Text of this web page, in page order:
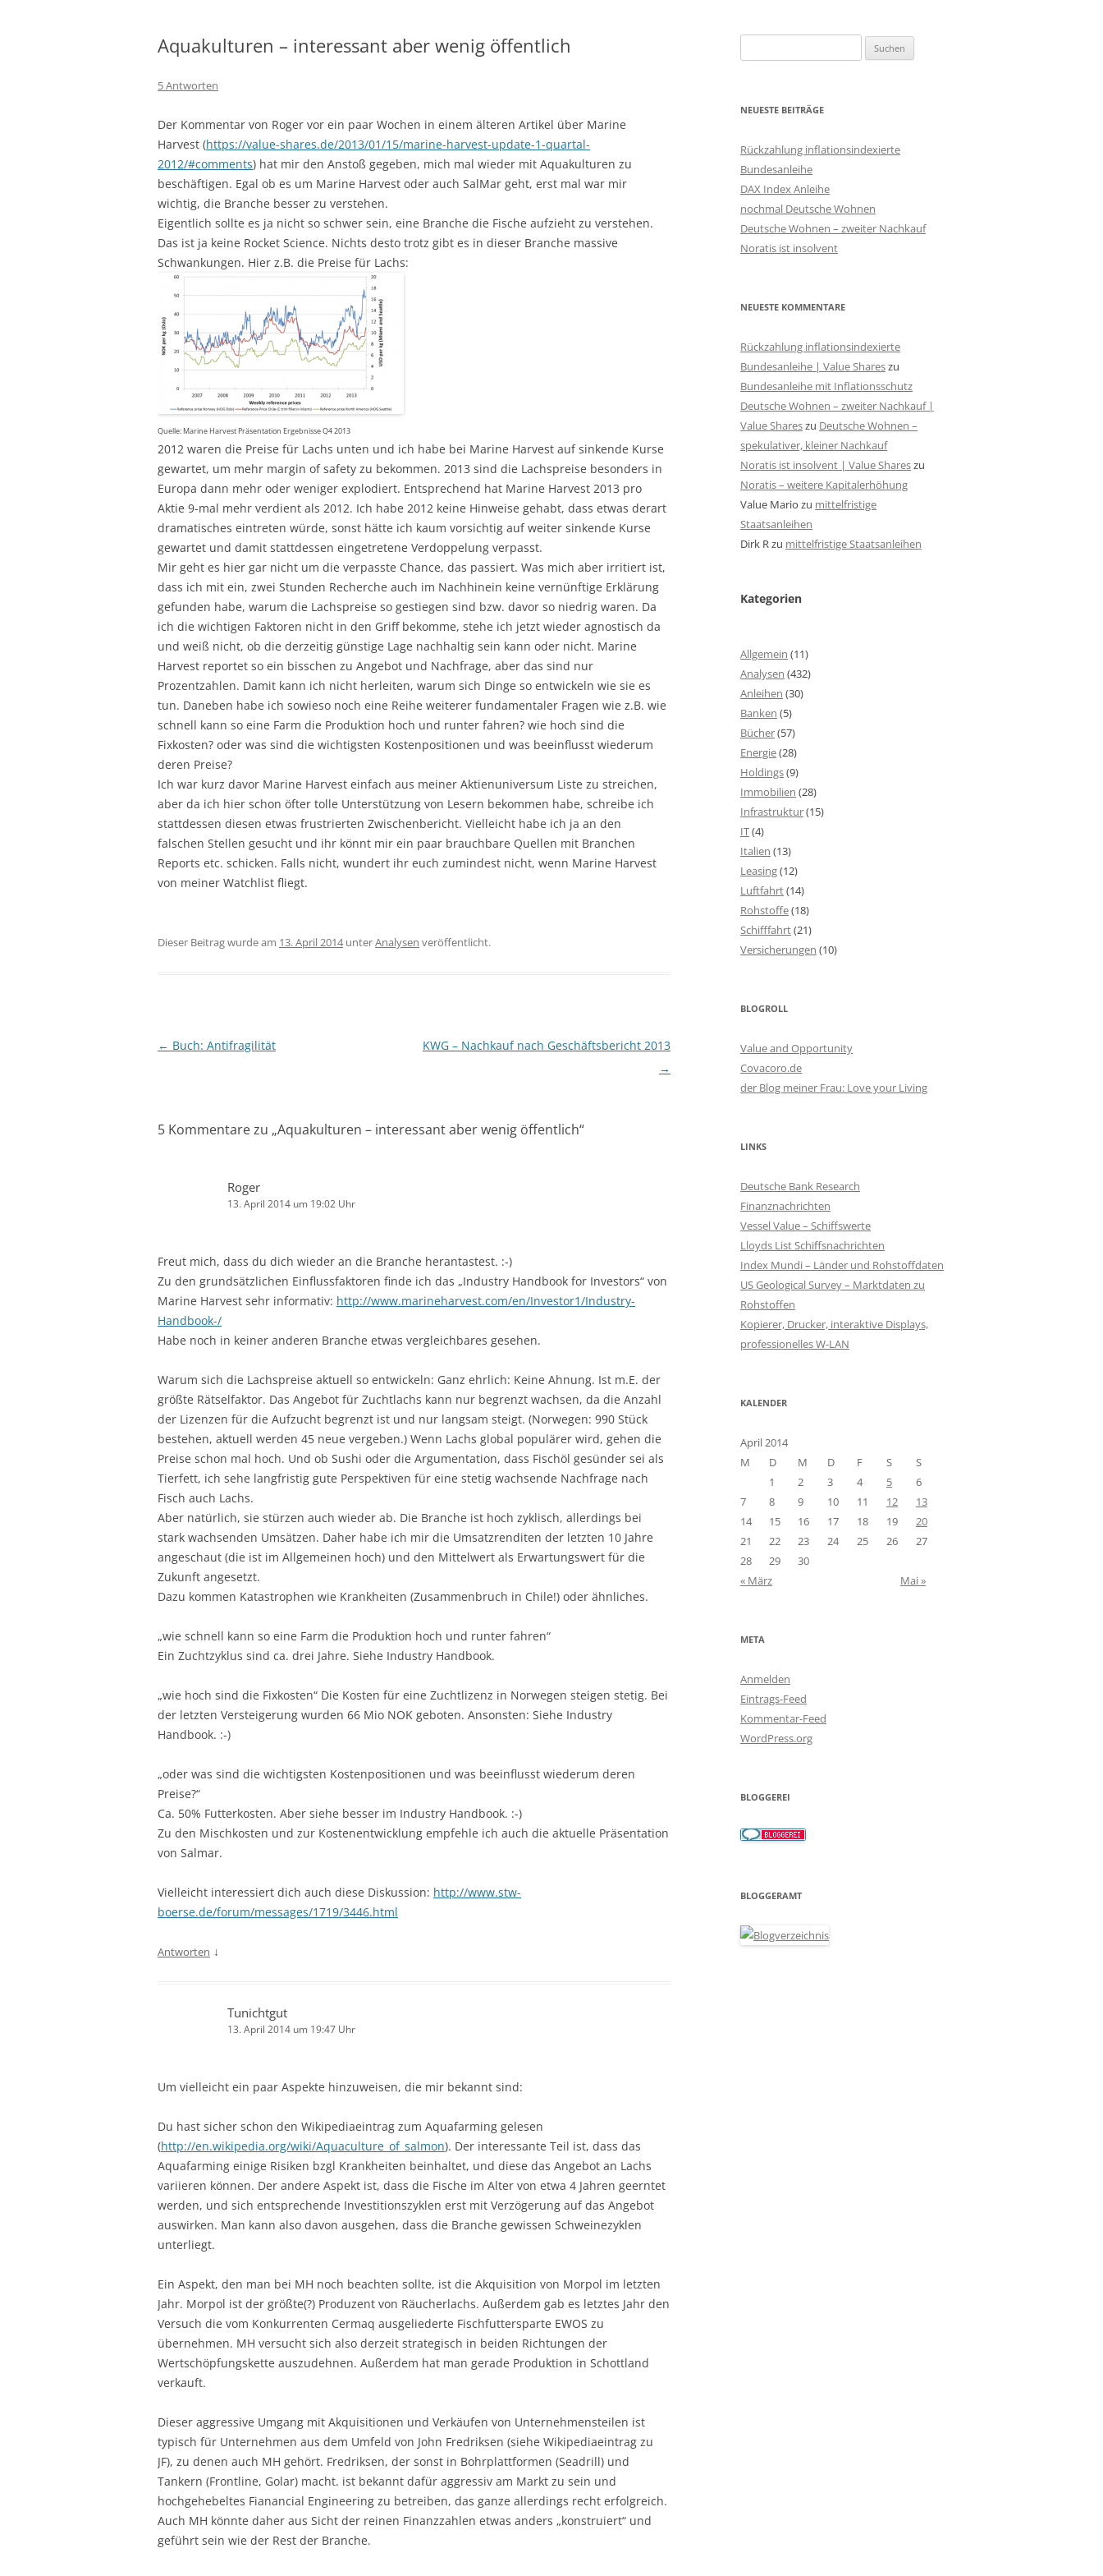
Aquakulturen – interessant aber wenig öffentlich
5 Antworten
Der Kommentar von Roger vor ein paar Wochen in einem älteren Artikel über Marine
Harvest (https://value-shares.de/2013/01/15/marine-harvest-update-1-quartal-
2012/#comments) hat mir den Anstoß gegeben, mich mal wieder mit Aquakulturen zu
beschäftigen. Egal ob es um Marine Harvest oder auch SalMar geht, erst mal war mir
wichtig, die Branche besser zu verstehen.
Eigentlich sollte es ja nicht so schwer sein, eine Branche die Fische aufzieht zu verstehen.
Das ist ja keine Rocket Science. Nichts desto trotz gibt es in dieser Branche massive
Schwankungen. Hier z.B. die Preise für Lachs:
Quelle: Marine Harvest Präsentation Ergebnisse Q4 2013
2012 waren die Preise für Lachs unten und ich habe bei Marine Harvest auf sinkende Kurse
gewartet, um mehr margin of safety zu bekommen. 2013 sind die Lachspreise besonders in
Europa dann mehr oder weniger explodiert. Entsprechend hat Marine Harvest 2013 pro
Aktie 9-mal mehr verdient als 2012. Ich habe 2012 keine Hinweise gehabt, dass etwas derart
dramatisches eintreten würde, sonst hätte ich kaum vorsichtig auf weiter sinkende Kurse
gewartet und damit stattdessen eingetretene Verdoppelung verpasst.
Mir geht es hier gar nicht um die verpasste Chance, das passiert. Was mich aber irritiert ist,
dass ich mit ein, zwei Stunden Recherche auch im Nachhinein keine vernünftige Erklärung
gefunden habe, warum die Lachspreise so gestiegen sind bzw. davor so niedrig waren. Da
ich die wichtigen Faktoren nicht in den Griff bekomme, stehe ich jetzt wieder agnostisch da
und weiß nicht, ob die derzeitig günstige Lage nachhaltig sein kann oder nicht. Marine
Harvest reportet so ein bisschen zu Angebot und Nachfrage, aber das sind nur
Prozentzahlen. Damit kann ich nicht herleiten, warum sich Dinge so entwickeln wie sie es
tun. Daneben habe ich sowieso noch eine Reihe weiterer fundamentaler Fragen wie z.B. wie
schnell kann so eine Farm die Produktion hoch und runter fahren? wie hoch sind die
Fixkosten? oder was sind die wichtigsten Kostenpositionen und was beeinflusst wiederum
deren Preise?
Ich war kurz davor Marine Harvest einfach aus meiner Aktienuniversum Liste zu streichen,
aber da ich hier schon öfter tolle Unterstützung von Lesern bekommen habe, schreibe ich
stattdessen diesen etwas frustrierten Zwischenbericht. Vielleicht habe ich ja an den
falschen Stellen gesucht und ihr könnt mir ein paar brauchbare Quellen mit Branchen
Reports etc. schicken. Falls nicht, wundert ihr euch zumindest nicht, wenn Marine Harvest
von meiner Watchlist fliegt.
Dieser Beitrag wurde am 13. April 2014unterAnalysen veröffentlicht.
Beitragsnavigation
← Buch: Antifragilität
KWG – Nachkauf nach Geschäftsbericht 2013
→
5 Kommentare zu „Aquakulturen – interessant aber wenig öffentlich“
Roger
13. April 2014 um 19:02 Uhr
Freut mich, dass du dich wieder an die Branche herantastest. :-)
Zu den grundsätzlichen Einflussfaktoren finde ich das „Industry Handbook for Investors“ von
Marine Harvest sehr informativ: http://www.marineharvest.com/en/Investor1/Industry-
Handbook-/
Habe noch in keiner anderen Branche etwas vergleichbares gesehen.
Warum sich die Lachspreise aktuell so entwickeln: Ganz ehrlich: Keine Ahnung. Ist m.E. der
größte Rätselfaktor. Das Angebot für Zuchtlachs kann nur begrenzt wachsen, da die Anzahl
der Lizenzen für die Aufzucht begrenzt ist und nur langsam steigt. (Norwegen: 990 Stück
bestehen, aktuell werden 45 neue vergeben.) Wenn Lachs global populärer wird, gehen die
Preise schon mal hoch. Und ob Sushi oder die Argumentation, dass Fischöl gesünder sei als
Tierfett, ich sehe langfristig gute Perspektiven für eine stetig wachsende Nachfrage nach
Fisch auch Lachs.
Aber natürlich, sie stürzen auch wieder ab. Die Branche ist hoch zyklisch, allerdings bei
stark wachsenden Umsätzen. Daher habe ich mir die Umsatzrenditen der letzten 10 Jahre
angeschaut (die ist im Allgemeinen hoch) und den Mittelwert als Erwartungswert für die
Zukunft angesetzt.
Dazu kommen Katastrophen wie Krankheiten (Zusammenbruch in Chile!) oder ähnliches.
„wie schnell kann so eine Farm die Produktion hoch und runter fahren“
Ein Zuchtzyklus sind ca. drei Jahre. Siehe Industry Handbook.
„wie hoch sind die Fixkosten“ Die Kosten für eine Zuchtlizenz in Norwegen steigen stetig. Bei
der letzten Versteigerung wurden 66 Mio NOK geboten. Ansonsten: Siehe Industry
Handbook. :-)
„oder was sind die wichtigsten Kostenpositionen und was beeinflusst wiederum deren
Preise?“
Ca. 50% Futterkosten. Aber siehe besser im Industry Handbook. :-)
Zu den Mischkosten und zur Kostenentwicklung empfehle ich auch die aktuelle Präsentation
von Salmar.
Vielleicht interessiert dich auch diese Diskussion: http://www.stw-
boerse.de/forum/messages/1719/3446.html
Antworten ↓
Tunichtgut
13. April 2014 um 19:47 Uhr
Um vielleicht ein paar Aspekte hinzuweisen, die mir bekannt sind:
Du hast sicher schon den Wikipediaeintrag zum Aquafarming gelesen
(http://en.wikipedia.org/wiki/Aquaculture_of_salmon). Der interessante Teil ist, dass das
Aquafarming einige Risiken bzgl Krankheiten beinhaltet, und diese das Angebot an Lachs
variieren können. Der andere Aspekt ist, dass die Fische im Alter von etwa 4 Jahren geerntet
werden, und sich entsprechende Investitionszyklen erst mit Verzögerung auf das Angebot
auswirken. Man kann also davon ausgehen, dass die Branche gewissen Schweinezyklen
unterliegt.
Ein Aspekt, den man bei MH noch beachten sollte, ist die Akquisition von Morpol im letzten
Jahr. Morpol ist der größte(?) Produzent von Räucherlachs. Außerdem gab es letztes Jahr den
Versuch die vom Konkurrenten Cermaq ausgeliederte Fischfuttersparte EWOS zu
übernehmen. MH versucht sich also derzeit strategisch in beiden Richtungen der
Wertschöpfungskette auszudehnen. Außerdem hat man gerade Produktion in Schottland
verkauft.
Dieser aggressive Umgang mit Akquisitionen und Verkäufen von Unternehmensteilen ist
typisch für Unternehmen aus dem Umfeld von John Fredriksen (siehe Wikipediaeintrag zu
JF), zu denen auch MH gehört. Fredriksen, der sonst in Bohrplattformen (Seadrill) und
Tankern (Frontline, Golar) macht. ist bekannt dafür aggressiv am Markt zu sein und
hochgehebeltes Fianancial Engineering zu betreiben, das ganze allerdings recht erfolgreich.
Auch MH könnte daher aus Sicht der reinen Finanzzahlen etwas anders „konstruiert“ und
geführt sein wie der Rest der Branche.
nach:
NEUESTE BEITRÄGE
Rückzahlung inflationsindexierte
Bundesanleihe
DAX Index Anleihe
nochmal Deutsche Wohnen
Deutsche Wohnen – zweiter Nachkauf
Noratis ist insolvent
NEUESTE KOMMENTARE
Rückzahlung inflationsindexierte
Bundesanleihe | Value Shareszu
Bundesanleihe mit Inflationsschutz
Deutsche Wohnen – zweiter Nachkauf |
Value Shareszu Deutsche Wohnen –
spekulativer, kleiner Nachkauf
Noratis ist insolvent | Value Shareszu
Noratis – weitere Kapitalerhöhung
Value Mario zu mittelfristige
Staatsanleihen
Dirk Rzu mittelfristige Staatsanleihen
Kategorien
Allgemein (11)
Analysen (432)
Anleihen (30)
Banken (5)
Bücher(57)
Energie(28)
Holdings(9)
Immobilien (28)
Infrastruktur(15)
IT(4)
Italien (13)
Leasing(12)
Luftfahrt(14)
Rohstoffe(18)
Schifffahrt(21)
Versicherungen (10)
BLOGROLL
Value and Opportunity
Covacoro.de
der Blog meiner Frau: Love your Living
LINKS
Deutsche Bank Research
Finanznachrichten
Vessel Value – Schiffswerte
Lloyds List Schiffsnachrichten
Index Mundi – Länder und Rohstoffdaten
US Geological Survey – Marktdaten zu
Rohstoffen
Kopierer, Drucker, interaktive Displays,
professionelles W-LAN
KALENDER
April 2014
M
D M D F S
S
1
2 3 4 5
6
7
8 9 10 11 12
13
14
15 16 17 18 19
20
21
22 23 24 25 26
27
28
29
30
« März
Mai »
META
Anmelden
Eintrags-Feed
Kommentar-Feed
WordPress.org
BLOGGEREI
BLOGGERAMT